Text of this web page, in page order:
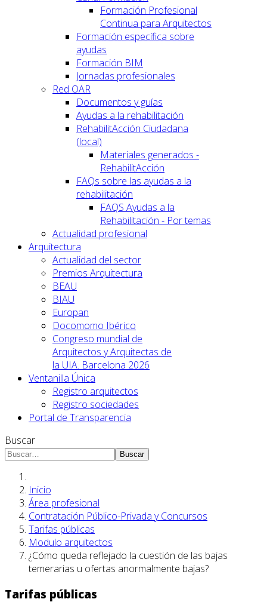
Formación Profesional
Continua para Arquitectos
Formación específica sobre
ayudas
Formación BIM
Jornadas profesionales
Red OAR
Documentos y guías
Ayudas a la rehabilitación
RehabilitAcción Ciudadana
(local)
Materiales generados -
RehabilitAcción
FAQs sobre las ayudas a la
rehabilitación
FAQS Ayudas a la
Rehabilitación - Por temas
Actualidad profesional
Arquitectura
Actualidad del sector
Premios Arquitectura
BEAU
BIAU
Europan
Docomomo Ibérico
Congreso mundial de
Arquitectos y Arquitectas de
la UIA. Barcelona 2026
Ventanilla Única
Registro arquitectos
Registro sociedades
Portal de Transparencia
Buscar
Buscar
Inicio
Área profesional
Contratación Público-Privada y Concursos
Tarifas públicas
Modulo arquitectos
¿Cómo queda reflejado la cuestión de las bajas
temerarias u ofertas anormalmente bajas?
Tarifas públicas